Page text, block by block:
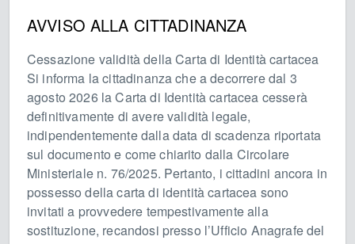
AVVISO ALLA CITTADINANZA
Cessazione validità della Carta di Identità cartacea
Si informa la cittadinanza che a decorrere dal 3
agosto 2026 la Carta di Identità cartacea cesserà
definitivamente di avere validità legale,
indipendentemente dalla data di scadenza riportata
sul documento e come chiarito dalla Circolare
Ministeriale n. 76/2025. Pertanto, i cittadini ancora in
possesso della carta di identità cartacea sono
invitati a provvedere tempestivamente alla
sostituzione, recandosi presso l’Ufficio Anagrafe del